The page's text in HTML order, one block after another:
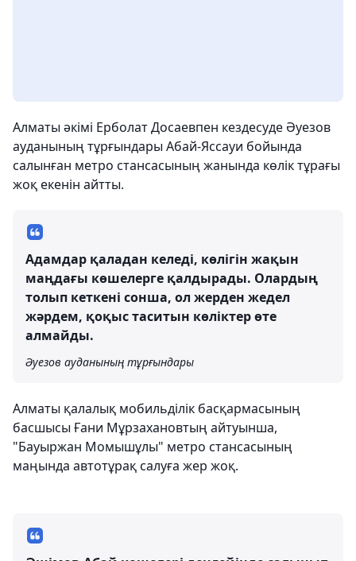
Алматы әкімі Ерболат Досаевпен кездесуде Әуезов
ауданының тұрғындары Абай-Яссауи бойында
салынған метро стансасының жанында көлік тұрағы
жоқ екенін айтты.
Адамдар қаладан келеді, көлігін жақын
маңдағы көшелерге қалдырады. Олардың
толып кеткені сонша, ол жерден жедел
жәрдем, қоқыс таситын көліктер өте
алмайды.
Әуезов ауданының тұрғындары
Алматы қалалық мобильділік басқармасының
басшысы Ғани Мұрзахановтың айтуынша,
"Бауыржан Момышұлы" метро стансасының
маңында автотұрақ салуға жер жоқ.